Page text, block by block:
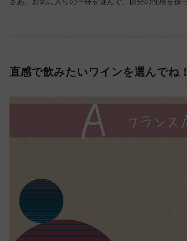
直感で飲みたいワインを選んでね！